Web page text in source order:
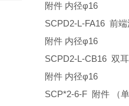
附件 内径φ16
SCPD2-L-FA16 前
附件 内径φ16
SCPD2-L-CB16 双
附件 内径φ16
SCP*2-6-F 附件 （